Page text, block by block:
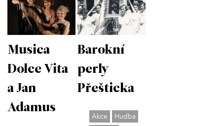
Musica
Dolce Vita
a Jan
Adamus
Barokní
perly
Přešticka
Akce
Hudba